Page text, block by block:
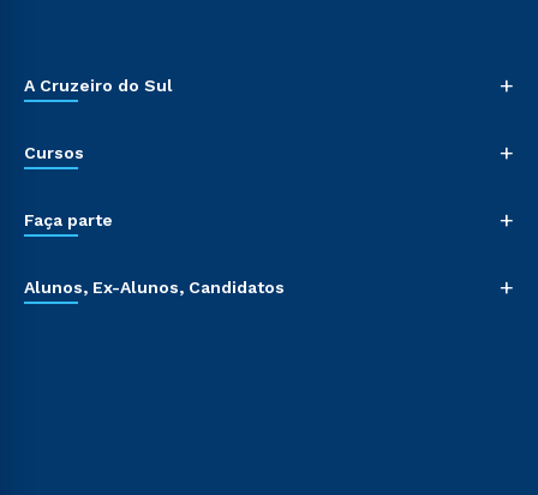
A Cruzeiro do Sul +
Cursos +
Faça parte +
Alunos, Ex-Alunos, Candidatos +